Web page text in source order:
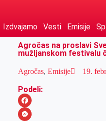
Izdvajamo Vesti Emisije
Agročas na proslavi
mužljanskom festivalu
Agročas, Emisije 19.
Podeli:
F